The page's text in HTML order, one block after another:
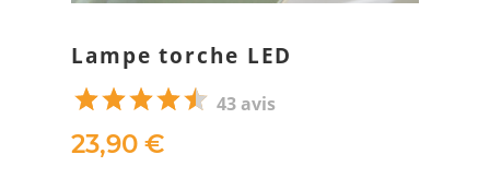
Lampe torche LED
43 avis
23,90 €